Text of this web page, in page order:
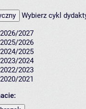
Wybierz cykl
2027
2026
2025
2024
2023
2021